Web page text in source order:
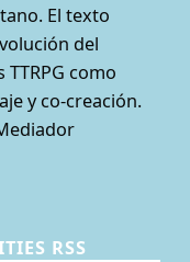
El texto
del
como
y co-creación.
RSS